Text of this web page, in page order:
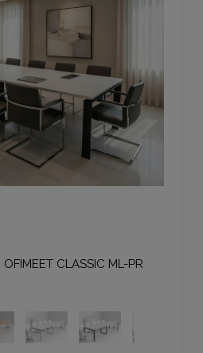
CLASSIC ML-PR